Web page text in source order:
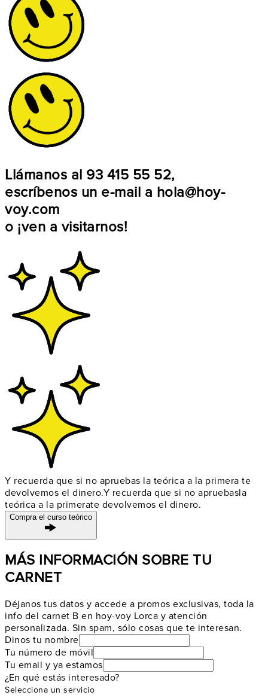
Llámanos al 93 415 55 52,
escríbenos un e-mail a hola@hoy-
voy.com
o ¡ven a visitarnos!
Y recuerda que si no apruebas la teórica a la primera te
devolvemos el dinero.Y recuerda que si no apruebasla
teórica a la primerate devolvemos el dinero.
Compra el curso teórico
MÁS INFORMACIÓN SOBRE TU
CARNET
Déjanos tus datos y accede a promos exclusivas, toda la
info del carnet B en hoy-voy Lorca y atención
personalizada. Sin spam, sólo cosas que te interesan.
Dinos tu nombre
Tu número de móvil
Tu email y ya estamos
¿En qué estás interesado?
Selecciona un servicio